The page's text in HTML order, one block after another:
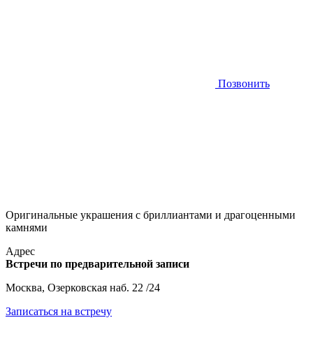
Позвонить
Оригинальные украшения с бриллиантами и драгоценными
камнями
Адрес
Встречи по предварительной записи
Москва, Озерковская наб. 22 /24
Записаться на встречу